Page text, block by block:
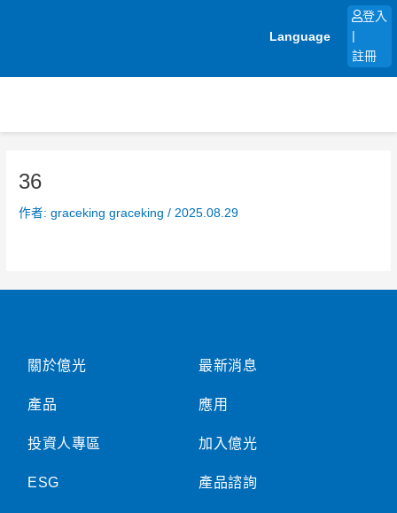
Language
登入
註冊
36
作者:graceking graceking/ 2025.08.29
關於億光
產品
投資人專區
ESG
最新消息
應用
加入億光
產品諮詢